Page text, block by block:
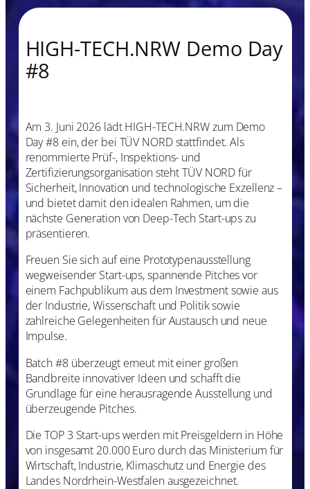
HIGH-TECH.NRW Demo Day
#8
Am 3. Juni 2026 lädt HIGH-TECH.NRW zum Demo
Day #8 ein, der bei TÜV NORD stattfindet. Als
renommierte Prüf-, Inspektions- und
Zertifizierungsorganisation steht TÜV NORD für
Sicherheit, Innovation und technologische Exzellenz –
und bietet damit den idealen Rahmen, um die
nächste Generation von Deep-Tech Start-ups zu
präsentieren.
Freuen Sie sich auf eine Prototypenausstellung
wegweisender Start-ups, spannende Pitches vor
einem Fachpublikum aus dem Investment sowie aus
der Industrie, Wissenschaft und Politik sowie
zahlreiche Gelegenheiten für Austausch und neue
Impulse.
Batch #8 überzeugt erneut mit einer großen
Bandbreite innovativer Ideen und schafft die
Grundlage für eine herausragende Ausstellung und
überzeugende Pitches.
Die TOP 3 Start-ups werden mit Preisgeldern in Höhe
von insgesamt 20.000 Euro durch das Ministerium für
Wirtschaft, Industrie, Klimaschutz und Energie des
Landes Nordrhein-Westfalen ausgezeichnet.